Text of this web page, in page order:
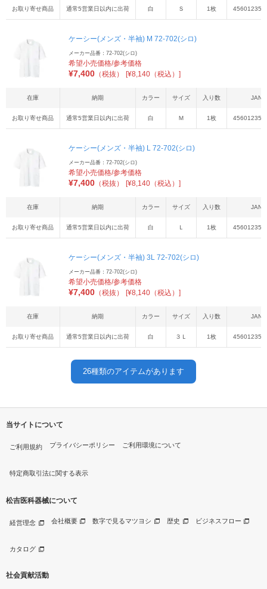
お取り寄せ商品 通常5営業日以内に出荷 白 Ｓ 1枚
ケーシー(メンズ・半袖) M 72-702(シロ)
メーカー品番：72-702(シロ)
希望小売価格/参考価格
¥7,400 （税抜） [¥8,140（税込）]
在庫 納期 カラー サイズ 入り数 JAN
お取り寄せ商品 通常5営業日以内に出荷 白 Ｍ 1枚
ケーシー(メンズ・半袖) L 72-702(シロ)
メーカー品番：72-702(シロ)
希望小売価格/参考価格
¥7,400 （税抜） [¥8,140（税込）]
在庫 納期 カラー サイズ 入り数 JAN
お取り寄せ商品 通常5営業日以内に出荷 白 Ｌ 1枚
ケーシー(メンズ・半袖) 3L 72-702(シロ)
メーカー品番：72-702(シロ)
希望小売価格/参考価格
¥7,400 （税抜） [¥8,140（税込）]
在庫 納期 カラー サイズ 入り数 JAN
お取り寄せ商品 通常5営業日以内に出荷 白 ３Ｌ 1枚
26種類のアイテムがあります
当サイトについて
ご利用規約 プライバシーポリシー ご利用環境について
特定商取引法に関する表示
松吉医科器械について
経営理念 会社概要 数字で見るマツヨシ 歴史 ビジネスフロー
カタログ
社会貢献活動